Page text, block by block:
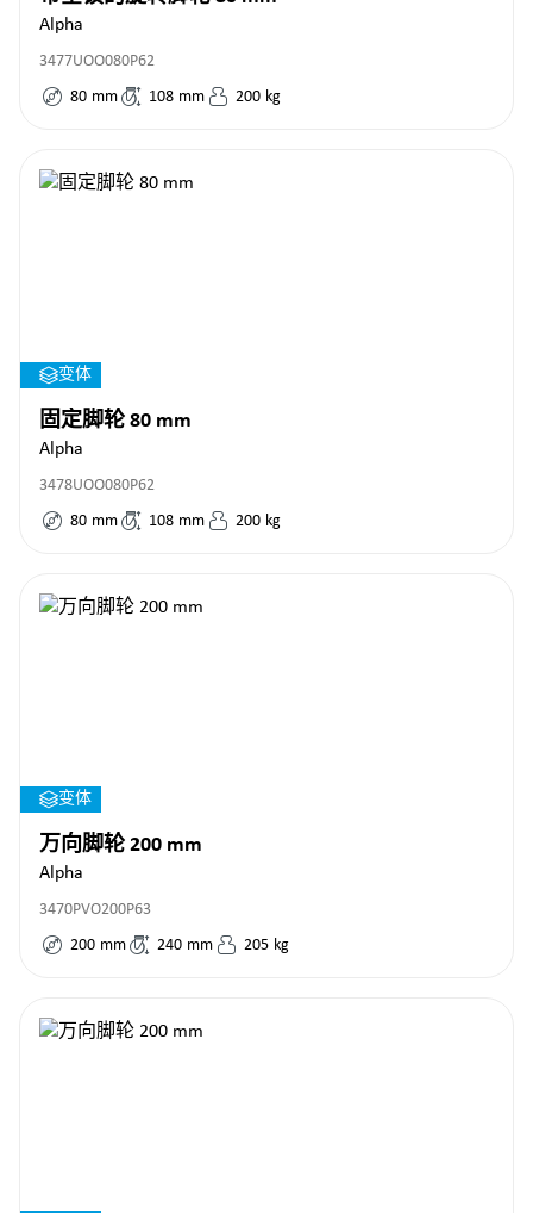
Alpha
3477UOO080P62
80 mm 108 mm 200 kg
变体
固定脚轮 80 mm
Alpha
3478UOO080P62
80 mm 108 mm 200 kg
变体
万向脚轮 200 mm
Alpha
3470PVO200P63
200 mm 240 mm 205 kg